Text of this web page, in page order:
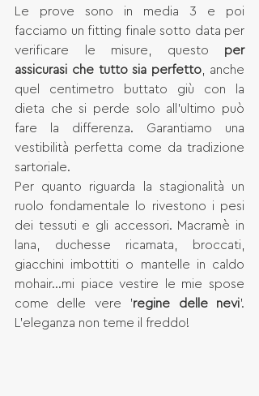
Le prove sono in media 3 e poi
facciamo un fitting finale sotto data per
verificare le misure, questo per
assicurasi che tutto sia perfetto , anche
quel centimetro buttato giù con la
dieta che si perde solo all'ultimo può
fare la differenza. Garantiamo una
vestibilità perfetta come da tradizione
sartoriale.
Per quanto riguarda la stagionalità un
ruolo fondamentale lo rivestono i pesi
dei tessuti e gli accessori. Macramè in
lana, duchesse ricamata, broccati,
giacchini imbottiti o mantelle in caldo
mohair...mi piace vestire le mie spose
come delle vere 'regine delle nevi'.
L'eleganza non teme il freddo!